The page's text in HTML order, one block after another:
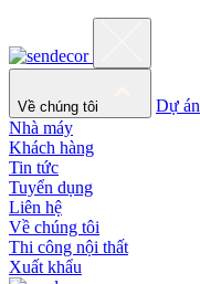
Về chúng tôi
Dự án
Nhà máy
Khách hàng
Tin tức
Tuyển dụng
Liên hệ
Về chúng tôi
Thi công nội thất
Xuất khẩu